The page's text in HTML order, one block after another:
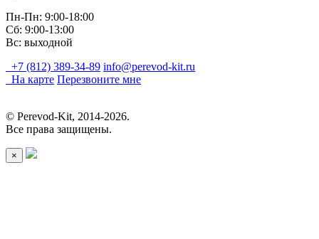
Пн-Пн: 9:00-18:00
Сб: 9:00-13:00
Вс: выходной
+7 (812) 389-34-89 info@perevod-kit.ru
На карте Перезвоните мне
© Perevod-Kit, 2014-2026.
Все права защищены.
×